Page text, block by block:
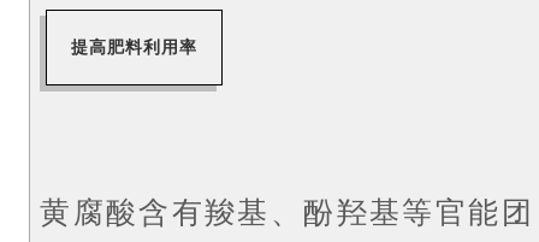
提高肥料利用率
黄腐酸含有羧基、酚羟基等官能